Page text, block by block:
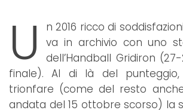
U
n 2016 ricco di
va in archivio con uno
dell’Handball Gridiron
finale). Al di là del
trionfare (come del resto
andata del 15 ottobre scorso) la